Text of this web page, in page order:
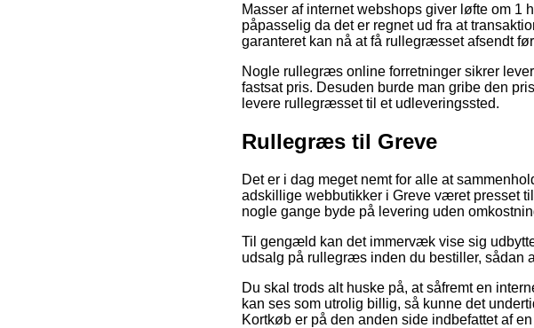
Masser af internet webshops giver løfte om
påpasselig da det er regnet ud fra at
garanteret kan nå at få rullegræsset afsendt
Nogle rullegræs online forretninger sikrer
fastsat pris. Desuden burde man gribe den
levere rullegræsset til et udleveringssted.
Rullegræs til Greve
Det er i dag meget nemt for alle at
adskillige webbutikker i Greve været presset
nogle gange byde på levering uden
Til gengæld kan det immervæk vise sig
udsalg på rullegræs inden du bestiller, sådan
Du skal trods alt huske på, at såfremt en
kan ses som utrolig billig, så kunne det
Kortkøb er på den anden side indbefattet af